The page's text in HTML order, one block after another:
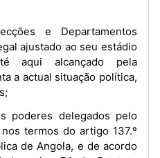
e Departamentos
ajustado ao seu estádio
aqui alcançado pela
a actual situação política,
poderes delegados pelo
termos do artigo 137.º
de Angola, e de acordo